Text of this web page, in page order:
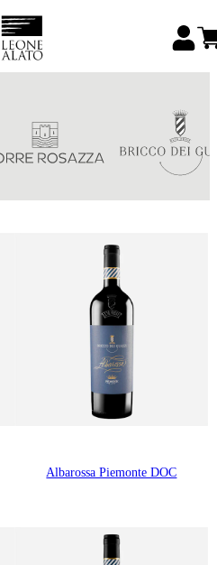
Albarossa Piemonte DOC